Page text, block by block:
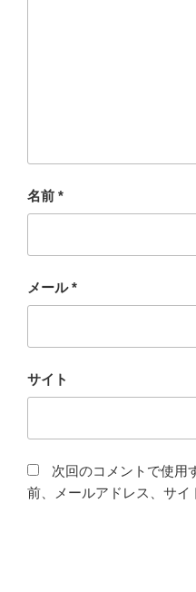
名前 *
メール*
サイト
次回のコメントで使用
前、メールアドレス、サイ